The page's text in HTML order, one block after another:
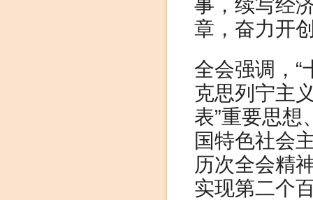
事，续写经
章，奋力开
全会强调，“
克思列宁主
表”重要思想
国特色社会
历次全会精
实现第二个